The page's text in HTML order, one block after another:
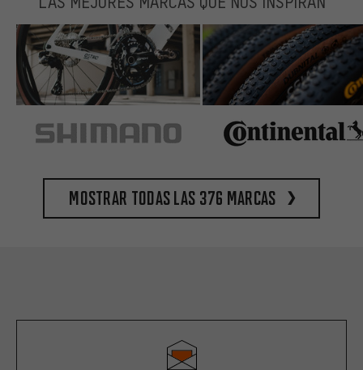
Mostrar todas las 376 marcas